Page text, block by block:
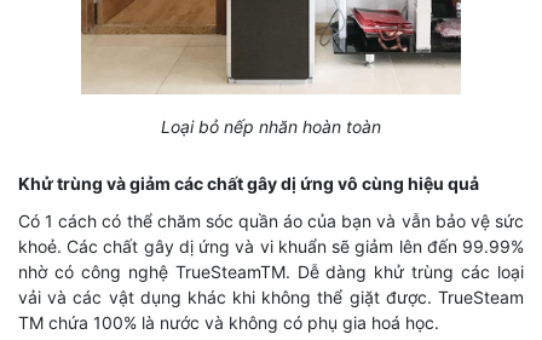
Loại bỏ nếp nhăn hoàn toàn
Khử trùng và giảm các chất gây dị ứng vô cùng hiệu quả
Có 1 cách có thể chăm sóc quần áo của bạn và vẫn bảo vệ sức
khoẻ. Các chất gây dị ứng và vi khuẩn sẽ giảm lên đến 99.99%
nhờ có công nghệ TrueSteamTM. Dễ dàng khử trùng các loại
vải và các vật dụng khác khi không thể giặt được. TrueSteam
TM chứa 100% là nước và không có phụ gia hoá học.